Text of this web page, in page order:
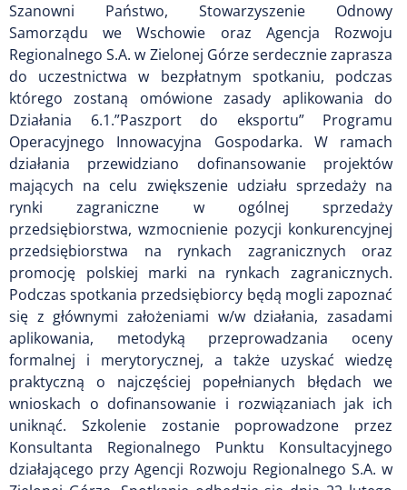
Szanowni Państwo, Stowarzyszenie Odnowy
Samorządu we Wschowie oraz Agencja Rozwoju
Regionalnego S.A. w Zielonej Górze serdecznie zaprasza
do uczestnictwa w bezpłatnym spotkaniu, podczas
którego zostaną omówione zasady aplikowania do
Działania 6.1.”Paszport do eksportu” Programu
Operacyjnego Innowacyjna Gospodarka. W ramach
działania przewidziano dofinansowanie projektów
mających na celu zwiększenie udziału sprzedaży na
rynki zagraniczne w ogólnej sprzedaży
przedsiębiorstwa, wzmocnienie pozycji konkurencyjnej
przedsiębiorstwa na rynkach zagranicznych oraz
promocję polskiej marki na rynkach zagranicznych.
Podczas spotkania przedsiębiorcy będą mogli zapoznać
się z głównymi założeniami w/w działania, zasadami
aplikowania, metodyką przeprowadzania oceny
formalnej i merytorycznej, a także uzyskać wiedzę
praktyczną o najczęściej popełnianych błędach we
wnioskach o dofinansowanie i rozwiązaniach jak ich
uniknąć. Szkolenie zostanie poprowadzone przez
Konsultanta Regionalnego Punktu Konsultacyjnego
działającego przy Agencji Rozwoju Regionalnego S.A. w